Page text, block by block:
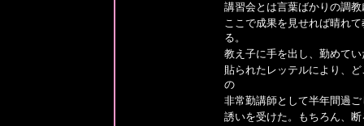
講習会とは言葉ばかりの調
ここで成果を見せれば晴れ
る。
教え子に手を出し、勤めて
貼られたレッテルにより、
の
非常勤講師として半年間過
誘いを受けた。もちろん、